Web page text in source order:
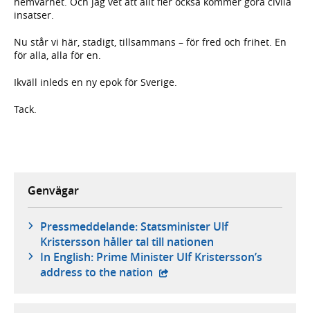
insatser.
Nu står vi här, stadigt, tillsammans – för fred och frihet. En
för alla, alla för en.
Ikväll inleds en ny epok för Sverige.
Tack.
Genvägar
Pressmeddelande: Statsminister Ulf
Kristersson håller tal till nationen
In English: Prime Minister Ulf Kristersson’s
address to the nation - extern webbplats,